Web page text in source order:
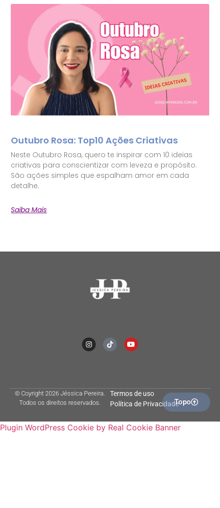
Outubro Rosa: Top10 Ações Criativas
Neste Outubro Rosa, quero te inspirar com 10 ideias
criativas para conscientizar com leveza e propósito.
São ações simples que espalham amor em cada
detalhe.
Saiba Mais
© Coyright 2026 Jéssica Pereira.
Todos os direitos reservados.
Termos de uso
Política de PrivacidadeTopo
Plugin WordPress Cookie by Real Cookie Banner